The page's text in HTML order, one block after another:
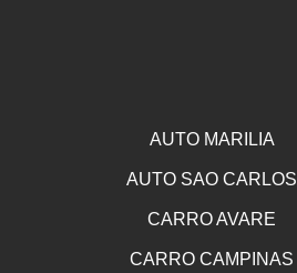
AUTO MARILIA
AUTO SAO CARLOS
CARRO AVARE
CARRO CAMPINAS